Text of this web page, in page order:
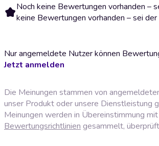
Noch keine Bewertungen vorhanden –
keine Bewertungen vorhanden – sei der
Nur angemeldete Nutzer können
Jetzt anmelden
Die Meinungen stammen von
unser Produkt oder unsere Dienstleistung
Meinungen werden in Übereinstimmung
Bewertungsrichtlinien gesammelt,